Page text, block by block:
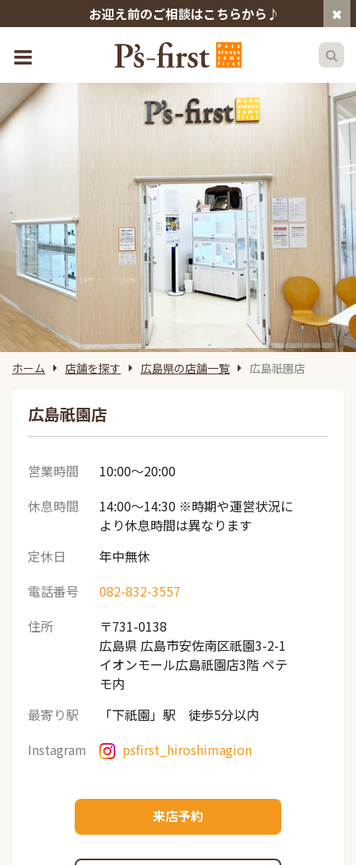
お迎え前のご相談はこちらから♪
ホーム 店舗を探す 広島県の店舗一覧 広島祇園店
広島祇園店
営業時間
10:00～20:00
休息時間
14:00～14:30 ※時期や運営状況に
より休息時間は異なります
定休日
年中無休
電話番号
082-832-3557
住所
〒731-0138
広島県 広島市安佐南区祇園3-2-1
イオンモール広島祇園店3階 ペテ
モ内
最寄り駅
「下祇園」駅 徒歩5分以内
Instagram
psfirst_hiroshimagion
来店予約